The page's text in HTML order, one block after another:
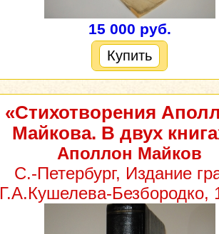
15 000 руб.
Купить
«Стихотворения
Майкова. В двух
Аполлон Майков
С.-Петербург, Издание
Г.А.Кушелева-Безбородко,